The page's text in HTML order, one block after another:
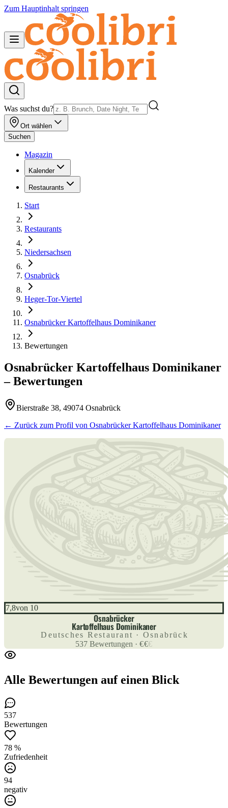
Zum Hauptinhalt springen
Was suchst du?
Ort wählen
Suchen
Magazin
Kalender
Restaurants
Start
Restaurants
Niedersachsen
Osnabrück
Heger-Tor-Viertel
Osnabrücker Kartoffelhaus Dominikaner
Bewertungen
Osnabrücker Kartoffelhaus Dominikaner
– Bewertungen
Bierstraße 38, 49074 Osnabrück
← Zurück zum Profil von Osnabrücker Kartoffelhaus Dominikaner
7,8von 10
Osnabrücker
Kartoffelhaus Dominikaner
Deutsches Restaurant · Osnabrück
537 Bewertungen ·€€€
Alle Bewertungen auf einen Blick
537
Bewertungen
78 %
Zufriedenheit
94
negativ